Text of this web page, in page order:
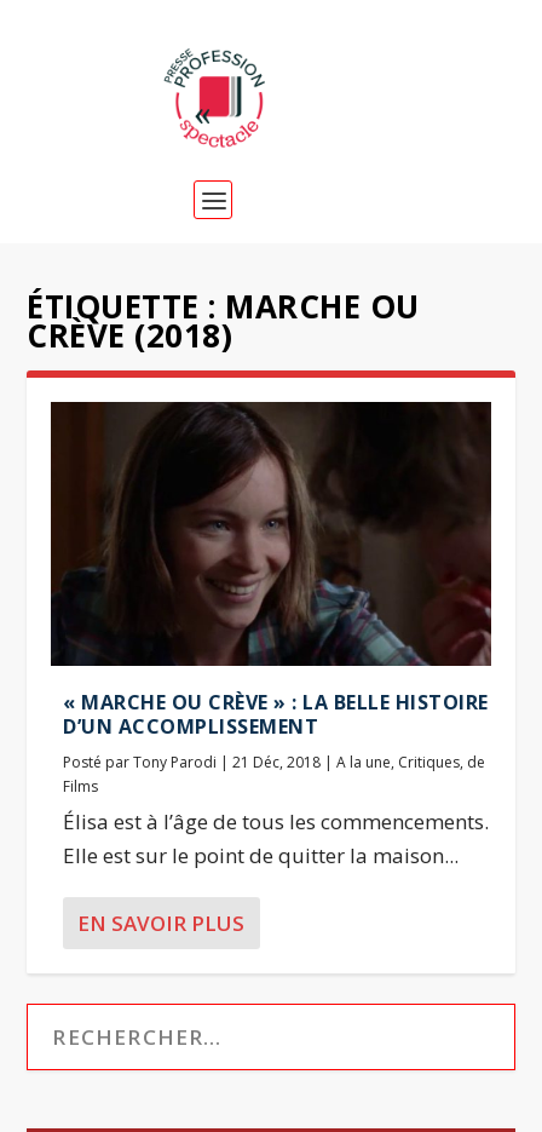
ÉTIQUETTE : MARCHE OU
CRÈVE (2018)
« MARCHE OU CRÈVE » : LA BELLE HISTOIRE
D’UN ACCOMPLISSEMENT
Posté parTony Parodi |21 Déc, 2018 |A la une, Critiques, de
Films
Élisa est à l’âge de tous les commencements.
Elle est sur le point de quitter la maison...
EN SAVOIR PLUS